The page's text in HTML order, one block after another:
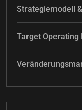
Strategiemodell
Target Operating